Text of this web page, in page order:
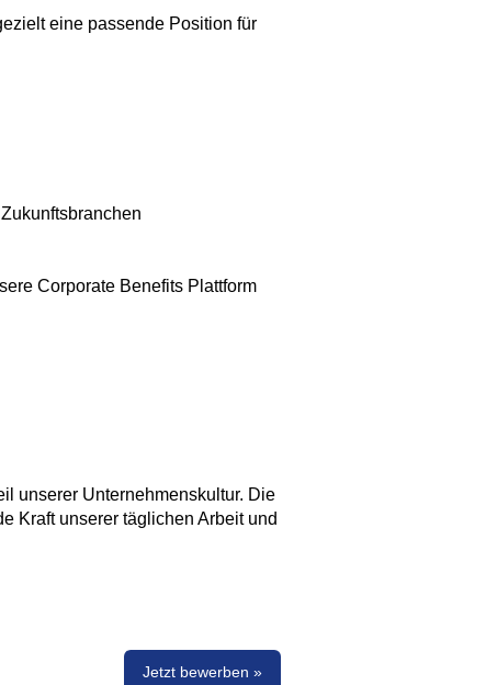
eine passende Position für
Corporate Benefits Plattform
unserer Unternehmenskultur. Die
Kraft unserer täglichen Arbeit und
Jetzt bewerben »